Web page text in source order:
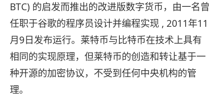
BTC) 的启发而推出的改进版数字货币，由一名曾
任职于谷歌的程序员设计并编程实现 , 2011年11
月9日发布运行。莱特币与比特币在技术上具有
相同的实现原理，但莱特币的创造和转让基于一
种开源的加密协议，不受到任何中央机构的管
理。